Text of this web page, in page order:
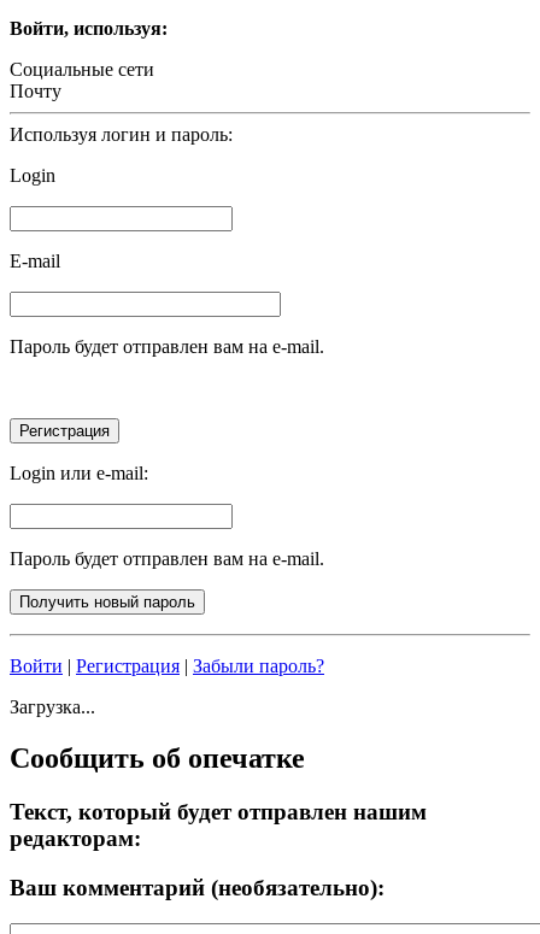
Войти, используя:
Социальные сети
Почту
Используя логин и пароль:
Login
E-mail
Пароль будет отправлен вам на e-mail.
Login или e-mail:
Пароль будет отправлен вам на e-mail.
Войти | Регистрация | Забыли пароль?
Загрузка...
Сообщить об опечатке
Текст, который будет отправлен нашим
редакторам:
Ваш комментарий (необязательно):